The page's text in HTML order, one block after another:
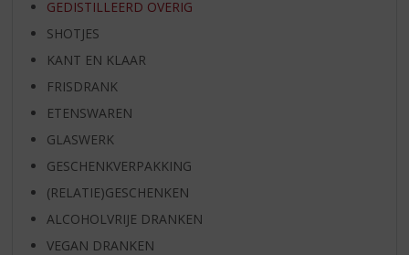
GEDISTILLEERD OVERIG
SHOTJES
KANT EN KLAAR
FRISDRANK
ETENSWAREN
GLASWERK
GESCHENKVERPAKKING
(RELATIE)GESCHENKEN
ALCOHOLVRIJE DRANKEN
VEGAN DRANKEN